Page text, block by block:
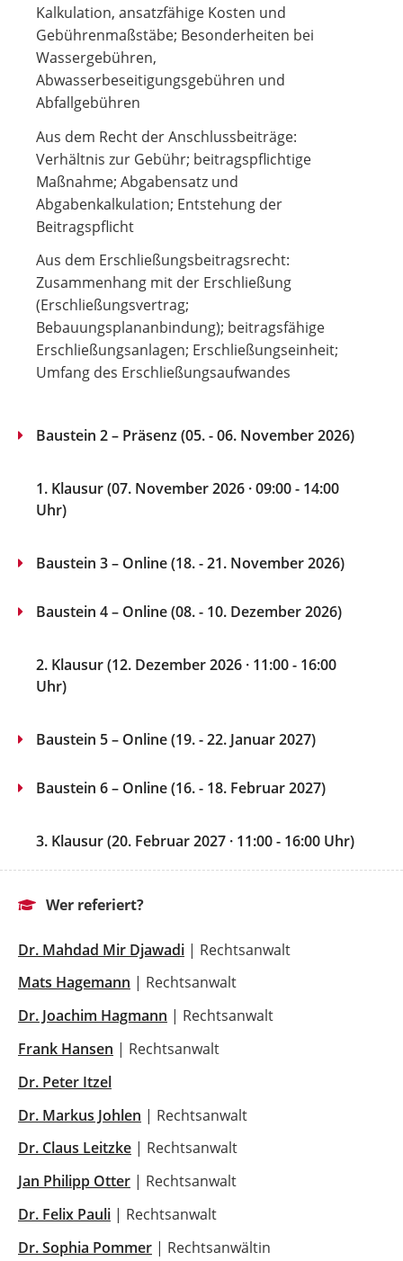
Kalkulation, ansatzfähige Kosten und
Gebührenmaßstäbe; Besonderheiten bei
Wassergebühren,
Abwasserbeseitigungsgebühren und
Abfallgebühren
Aus dem Recht der Anschlussbeiträge:
Verhältnis zur Gebühr; beitragspflichtige
Maßnahme; Abgabensatz und
Abgabenkalkulation; Entstehung der
Beitragspflicht
Aus dem Erschließungsbeitragsrecht:
Zusammenhang mit der Erschließung
(Erschließungsvertrag;
Bebauungsplananbindung); beitragsfähige
Erschließungsanlagen; Erschließungseinheit;
Umfang des Erschließungsaufwandes
Baustein 2 – Präsenz (05. - 06. November 2026)
1. Klausur (07. November 2026 · 09:00 - 14:00
Uhr)
Baustein 3 – Online (18. - 21. November 2026)
Baustein 4 – Online (08. - 10. Dezember 2026)
2. Klausur (12. Dezember 2026 · 11:00 - 16:00
Uhr)
Baustein 5 – Online (19. - 22. Januar 2027)
Baustein 6 – Online (16. - 18. Februar 2027)
3. Klausur (20. Februar 2027 · 11:00 - 16:00 Uhr)
Wer referiert?
Dr. Mahdad Mir Djawadi | Rechtsanwalt
Mats Hagemann | Rechtsanwalt
Dr. Joachim Hagmann | Rechtsanwalt
Frank Hansen | Rechtsanwalt
Dr. Peter Itzel
Dr. Markus Johlen | Rechtsanwalt
Dr. Claus Leitzke | Rechtsanwalt
Jan Philipp Otter | Rechtsanwalt
Dr. Felix Pauli | Rechtsanwalt
Dr. Sophia Pommer | Rechtsanwältin